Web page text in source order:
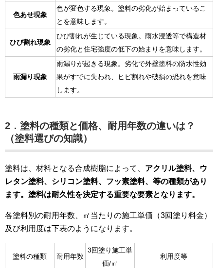
色あせ現象
色が変色する現象。塗料の劣化が始まっているこ
とを意味します。
ひび割れ現象
ひび割れが生じている現象。雨水浸透等で構造材
の劣化と住宅強度の低下の始まりを意味します。
雨漏り現象
雨漏りが起きる現象。劣化で外壁塗料の防水性効
果がすでに失われ、ヒビ割れや破損の恐れを意味
します。
2．塗料の種類と価格、耐用年数の違いは？
（塗料選びの知識）
塗料は、材料となる合成樹脂によって、 アクリル塗料、ウ
レタン塗料、シリコン塗料、フッ素塗料、等の種類があり
ます。塗料は耐久性を決定する重要な要素となります。
各塗料別の耐用年数、㎡当たりの施工単価（3回塗り料金）
及び利用度は下表のようになります。
塗料の種類 耐用年数
3回塗り施工単
価/㎡
利用度等